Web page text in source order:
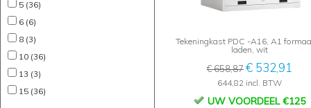
5 (36)
6 (6)
8 (3)
10 (36)
13 (3)
15 (36)
Tekeningkast PDC -A16, A1
laden, wit
€ 658,87€ 532,91
644,82 incl. BTW
UW VOORDEEL €125